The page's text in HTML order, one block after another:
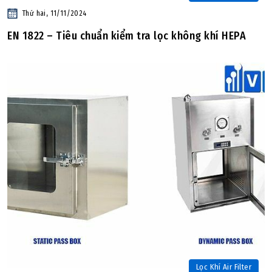
Thứ hai, 11/11/2024
EN 1822 – Tiêu chuẩn kiểm tra lọc không khí HEPA
Lọc Khí Air Filter